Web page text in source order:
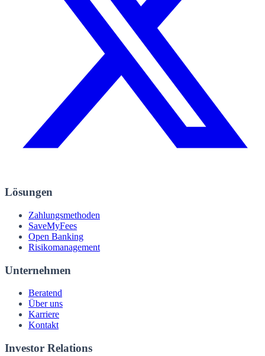
Lösungen
Zahlungsmethoden
SaveMyFees
Open Banking
Risikomanagement
Unternehmen
Beratend
Über uns
Karriere
Kontakt
Investor Relations